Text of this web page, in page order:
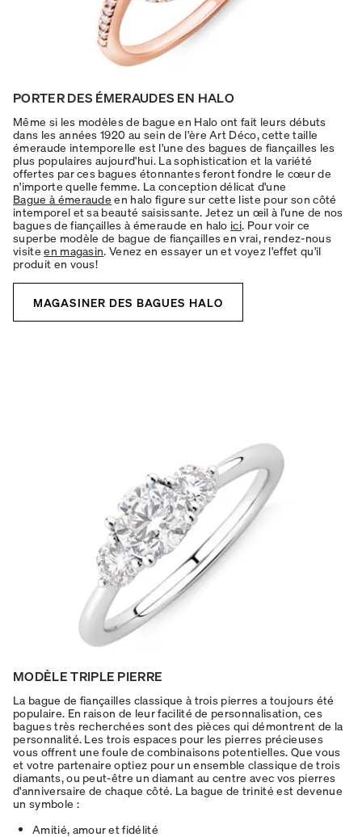
PORTER DES ÉMERAUDES EN HALO
Même si les modèles de bague en Halo ont fait leurs débuts
dans les années 1920 au sein de l'ère Art Déco, cette taille
émeraude intemporelle est l'une des bagues de fiançailles les
plus populaires aujourd'hui. La sophistication et la variété
offertes par ces bagues étonnantes feront fondre le cœur de
n'importe quelle femme. La conception délicat d'une
Bague à émeraude en halo figure sur cette liste pour son côté
intemporel et sa beauté saisissante. Jetez un œil à l'une de nos
bagues de fiançailles à émeraude en halo ici. Pour voir ce
superbe modèle de bague de fiançailles en vrai, rendez-nous
visiteen magasin. Venez en essayer un et voyez l'effet qu'il
produit en vous!
MAGASINER DES BAGUES HALO
MODÈLE TRIPLE PIERRE
La bague de fiançailles classique à trois pierres a toujours été
populaire. En raison de leur facilité de personnalisation, ces
bagues très recherchées sont des pièces qui démontrent de la
personnalité. Les trois espaces pour les pierres précieuses
vous offrent une foule de combinaisons potentielles. Que vous
et votre partenaire optiez pour un ensemble classique de trois
diamants, ou peut-être un diamant au centre avec vos pierres
d'anniversaire de chaque côté. La bague de trinité est devenue
un symbole :
Amitié, amour et fidélité